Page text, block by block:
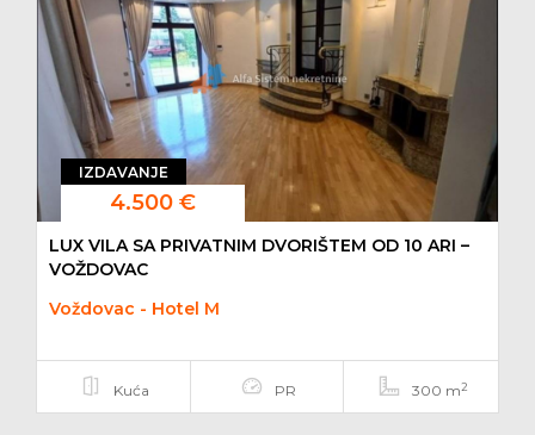
IZDAVANJE
4.500 €
LUX VILA SA PRIVATNIM DVORIŠTEM OD 10 ARI –
VOŽDOVAC
Voždovac - Hotel M
Kuća PR 300 m2